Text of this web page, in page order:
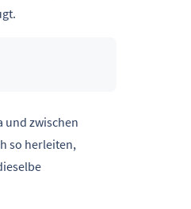
und zwischen
so herleiten,